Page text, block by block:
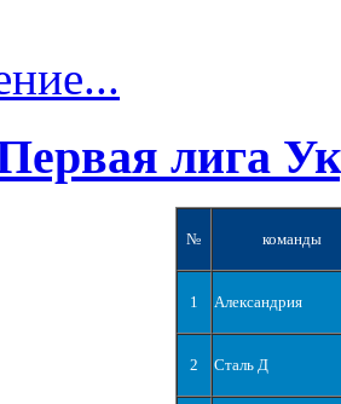
лига
№ команды
1 Александрия
2 Сталь Д